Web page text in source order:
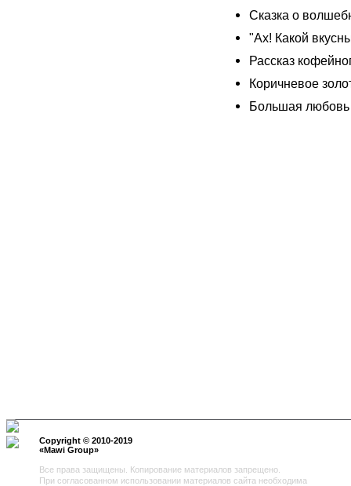
Сказка о
"Ах! Какой
Рассказ
Коричневое
Большая любовь
Copyright © 2010-2019
«Mawi Group»
Все права защищены. Копирование материалов запрещено.
При согласованном использовании материалов сайта необходима